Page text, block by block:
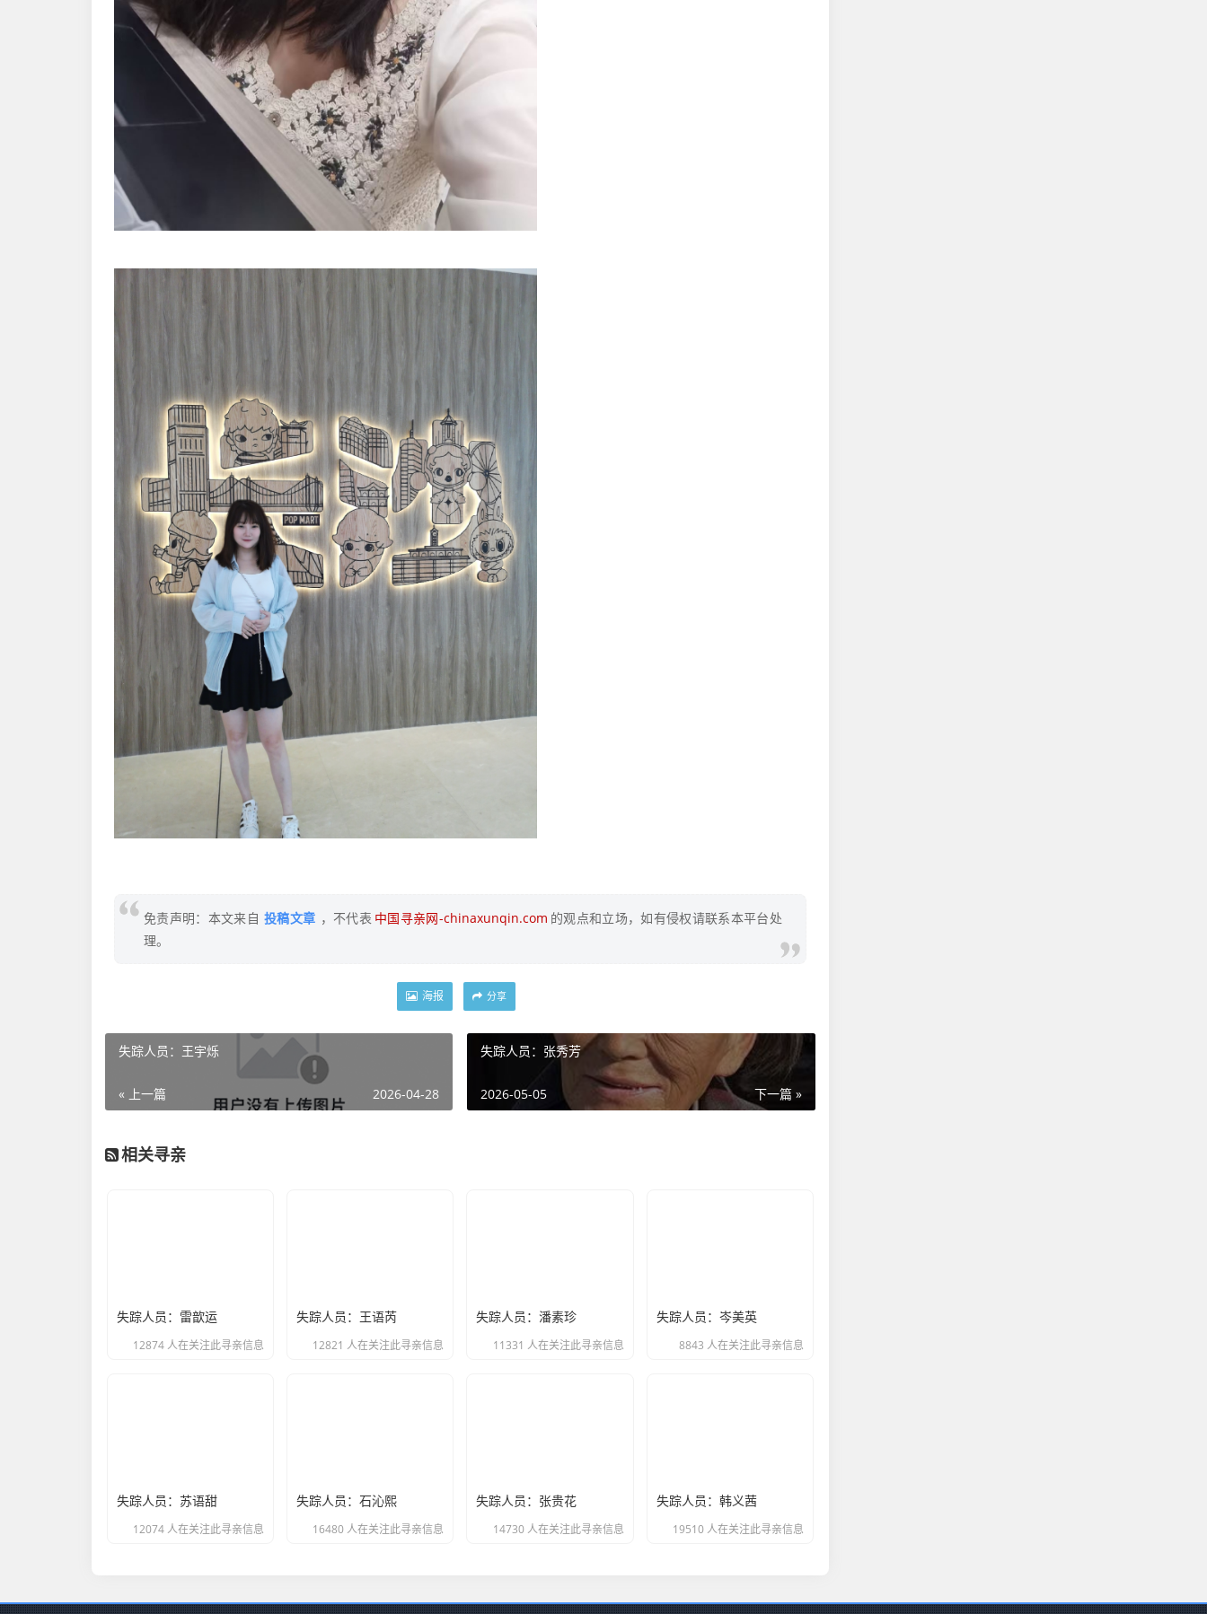
免责声明：本文来自 投稿文章 ，不代表 中国寻亲网-chinaxunqin.com 的观点和立场，如有侵权请联系本平台处
理。
海报 分享
失踪人员：王宇烁
« 上一篇 2026-04-28
失踪人员：张秀芳
下一篇 »
2026-05-05
相关寻亲
失踪人员：雷歆运
12874 人在关注此寻亲信息
失踪人员：王语芮
12821 人在关注此寻亲信息
失踪人员：潘素珍
11331 人在关注此寻亲信息
失踪人员：岑美英
8843 人在关注此寻亲信息
失踪人员：苏语甜
12074 人在关注此寻亲信息
失踪人员：石沁熙
16480 人在关注此寻亲信息
失踪人员：张贵花
14730 人在关注此寻亲信息
失踪人员：韩义茜
19510 人在关注此寻亲信息